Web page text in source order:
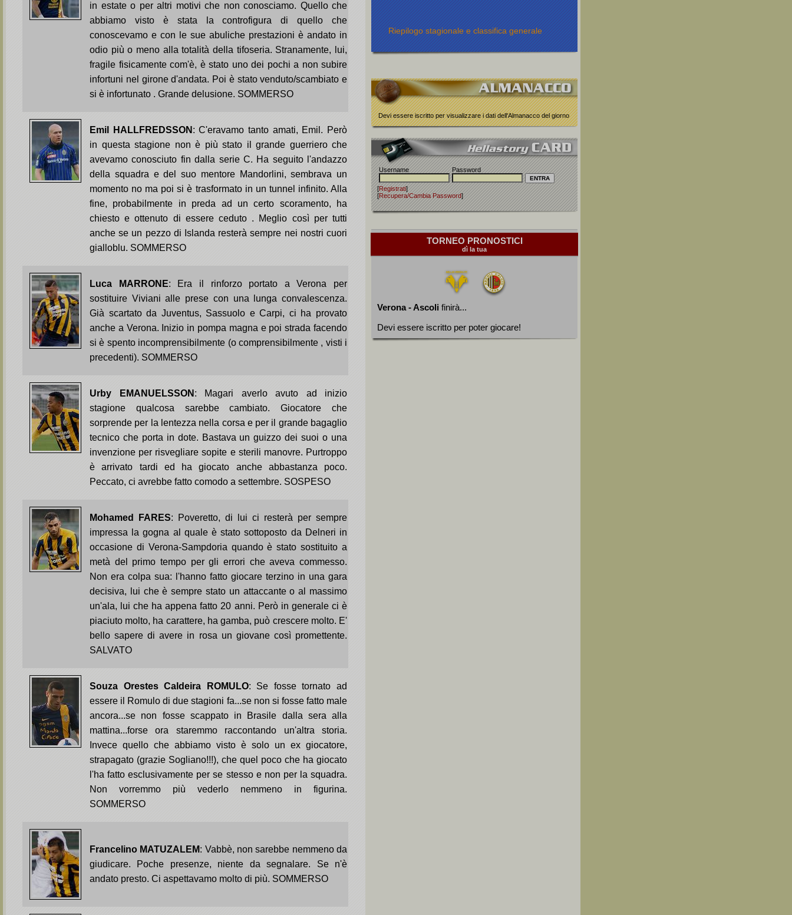
in estate o per altri motivi che non conosciamo. Quello che
abbiamo visto è stata la controfigura di quello che
conoscevamo e con le sue abuliche prestazioni è andato in
odio più o meno alla totalità della tifoseria. Stranamente, lui,
fragile fisicamente com'è, è stato uno dei pochi a non subire
infortuni nel girone d'andata. Poi è stato venduto/scambiato e
si è infortunato . Grande delusione. SOMMERSO
Emil HALLFREDSSON : C'eravamo tanto amati, Emil. Però
in questa stagione non è più stato il grande guerriero che
avevamo conosciuto fin dalla serie C. Ha seguito l'andazzo
della squadra e del suo mentore Mandorlini, sembrava un
momento no ma poi si è trasformato in un tunnel infinito. Alla
fine, probabilmente in preda ad un certo scoramento, ha
chiesto e ottenuto di essere ceduto . Meglio così per tutti
anche se un pezzo di Islanda resterà sempre nei nostri cuori
gialloblu. SOMMERSO
Luca MARRONE: Era il rinforzo portato a Verona per
sostituire Viviani alle prese con una lunga convalescenza.
Già scartato da Juventus, Sassuolo e Carpi, ci ha provato
anche a Verona. Inizio in pompa magna e poi strada facendo
si è spento incomprensibilmente (o comprensibilmente , visti i
precedenti). SOMMERSO
Urby EMANUELSSON : Magari averlo avuto ad inizio
stagione qualcosa sarebbe cambiato. Giocatore che
sorprende per la lentezza nella corsa e per il grande bagaglio
tecnico che porta in dote. Bastava un guizzo dei suoi o una
invenzione per risvegliare sopite e sterili manovre. Purtroppo
è arrivato tardi ed ha giocato anche abbastanza poco.
Peccato, ci avrebbe fatto comodo a settembre. SOSPESO
Mohamed FARES: Poveretto, di lui ci resterà per sempre
impressa la gogna al quale è stato sottoposto da Delneri in
occasione di Verona-Sampdoria quando è stato sostituito a
metà del primo tempo per gli errori che aveva commesso.
Non era colpa sua: l'hanno fatto giocare terzino in una gara
decisiva, lui che è sempre stato un attaccante o al massimo
un'ala, lui che ha appena fatto 20 anni. Però in generale ci è
piaciuto molto, ha carattere, ha gamba, può crescere molto. E'
bello sapere di avere in rosa un giovane così promettente.
SALVATO
Souza Orestes Caldeira ROMULO: Se fosse tornato ad
essere il Romulo di due stagioni fa...se non si fosse fatto male
ancora...se non fosse scappato in Brasile dalla sera alla
mattina...forse ora staremmo raccontando un'altra storia.
Invece quello che abbiamo visto è solo un ex giocatore,
strapagato (grazie Sogliano!!!), che quel poco che ha giocato
l'ha fatto esclusivamente per se stesso e non per la squadra.
Non vorremmo più vederlo nemmeno in figurina.
SOMMERSO
Francelino MATUZALEM: Vabbè, non sarebbe nemmeno da
giudicare. Poche presenze, niente da segnalare. Se n'è
andato presto. Ci aspettavamo molto di più. SOMMERSO
Riepilogo stagionale e classifica generale
Devi essere iscritto per visualizzare i dati dell'Almanacco del giorno
Username Password
[Registrati]
[Recupera/Cambia Password]
TORNEO PRONOSTICI
dì la tua
Verona - Ascoli finirà...
Devi essere iscritto per poter giocare!